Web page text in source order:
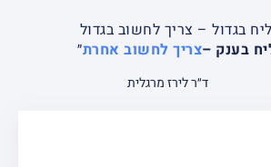
בגדול – צריך לחשוב בגדול
בענק – צריך לחשוב אחרת״
ד״ר לירז מרגלית